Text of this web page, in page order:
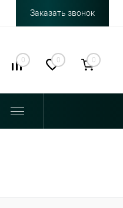
Заказать звонок
0 0 0